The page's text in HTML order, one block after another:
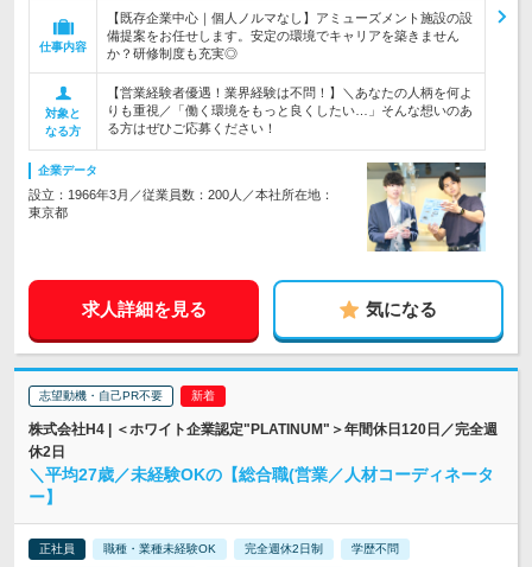
仕事内容
【既存企業中心｜個人ノルマなし】アミューズメント施設の設
備提案をお任せします。安定の環境でキャリアを築きません
か？研修制度も充実◎
対象と
なる方
【営業経験者優遇！業界経験は不問！】＼あなたの人柄を何よ
りも重視／「働く環境をもっと良くしたい…」そんな想いのあ
る方はぜひご応募ください！
企業データ
設立：1966年3月／従業員数：200人／本社所在地：
東京都
求人詳細を見る 気になる
志望動機・自己PR不要
株式会社H4 | ＜ホワイト企業認定"PLATINUM"＞年間休日120日／完全週
休2日
＼平均27歳／未経験OKの【総合職(営業／人材コーディネータ
ー】
正社員 職種・業種未経験OK 完全週休2日制 学歴不問